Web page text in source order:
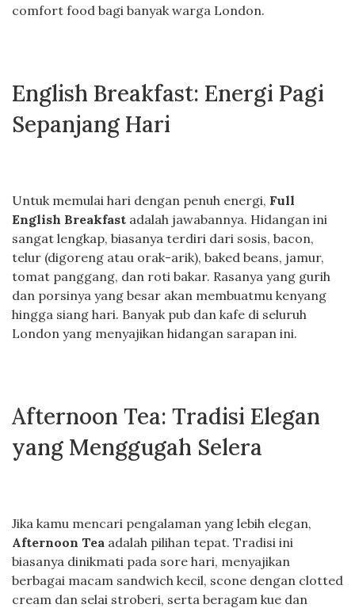
comfort food bagi banyak warga London.
English Breakfast: Energi Pagi
Sepanjang Hari
Untuk memulai hari dengan penuh energi, Full
English Breakfast adalah jawabannya. Hidangan ini
sangat lengkap, biasanya terdiri dari sosis, bacon,
telur (digoreng atau orak-arik), baked beans, jamur,
tomat panggang, dan roti bakar. Rasanya yang gurih
dan porsinya yang besar akan membuatmu kenyang
hingga siang hari. Banyak pub dan kafe di seluruh
London yang menyajikan hidangan sarapan ini.
Afternoon Tea: Tradisi Elegan
yang Menggugah Selera
Jika kamu mencari pengalaman yang lebih elegan,
Afternoon Tea adalah pilihan tepat. Tradisi ini
biasanya dinikmati pada sore hari, menyajikan
berbagai macam sandwich kecil, scone dengan clotted
cream dan selai stroberi, serta beragam kue dan